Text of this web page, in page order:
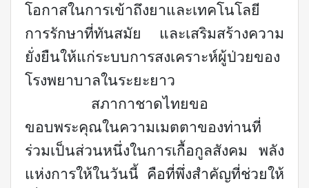
โอกาสในการเข้าถึงยาและเทคโนโลยี
การรักษาที่ทันสมัย และเสริมสร้างความ
ยั่งยืนให้แก่ระบบการสงเคราะห์ผู้ป่วยของ
โรงพยาบาลในระยะยาว
สภากาชาดไทยขอ
ขอบพระคุณในความเมตตาของท่านที่
ร่วมเป็นส่วนหนึ่งในการเกื้อกูลสังคม พลัง
แห่งการให้ในวันนี้ คือที่พึ่งสำคัญที่ช่วยให้